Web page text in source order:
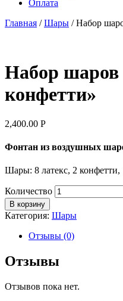
Оплата
Главная /Шары / Набор
Набор шаров
конфетти»
2,400.00 Р
Фонтан из воздушных
Шары: 8 латекс, 2 конфетти,
Количество
В корзину
Категория: Шары
Отзывы (0)
Отзывы
Отзывов пока нет.